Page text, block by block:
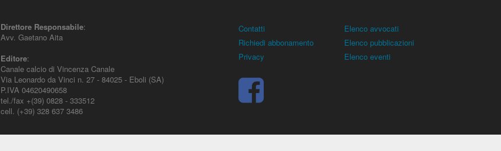
Direttore Responsabile:
Avv. Gaetano Aita
Editore:
Canale calcio di Vincenza Canale
Via Leonardo da Vinci n. 27 - 84025 - Eboli (SA)
P.IVA 04620490658
tel./fax +(39) 0828 - 333512
cell. (+39) 328 637 3486
Contatti
Richiedi abbonamento
Privacy
Elenco avvocati
Elenco pubblicazioni
Elenco eventi